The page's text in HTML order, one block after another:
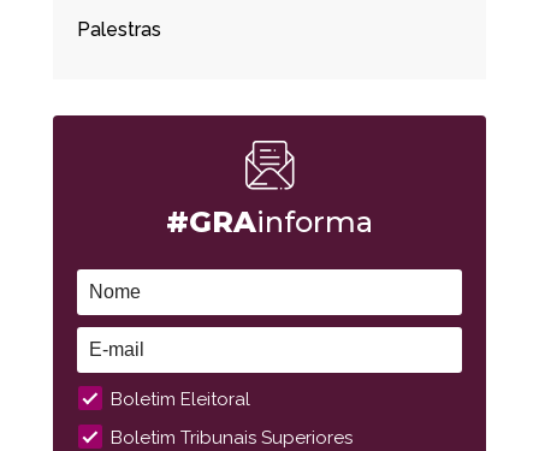
Palestras
#GRAinforma
Boletim Eleitoral
Boletim Tribunais Superiores